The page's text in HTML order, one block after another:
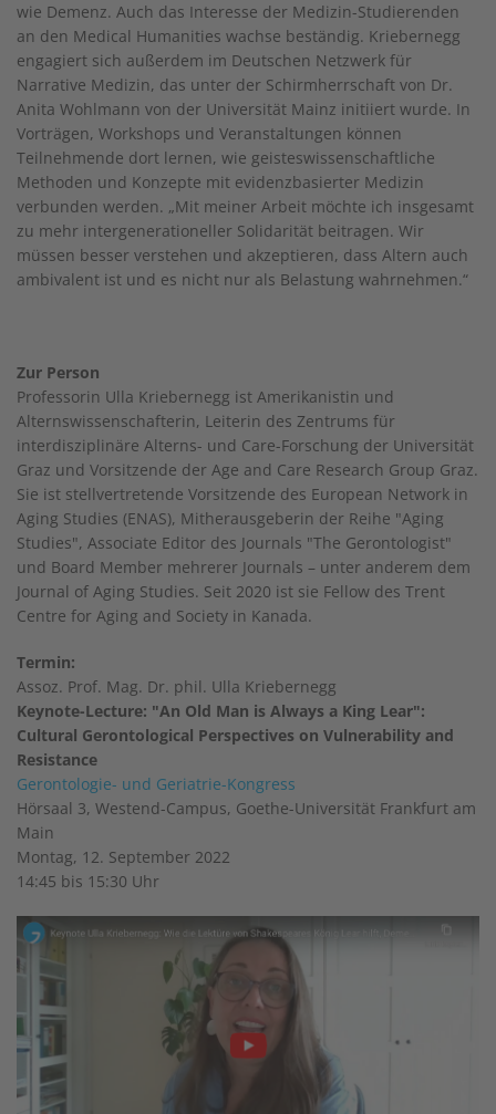
wie Demenz. Auch das Interesse der Medizin-Studierenden
an den Medical Humanities wachse beständig. Kriebernegg
engagiert sich außerdem im Deutschen Netzwerk für
Narrative Medizin, das unter der Schirmherrschaft von Dr.
Anita Wohlmann von der Universität Mainz initiiert wurde. In
Vorträgen, Workshops und Veranstaltungen können
Teilnehmende dort lernen, wie geisteswissenschaftliche
Methoden und Konzepte mit evidenzbasierter Medizin
verbunden werden. „Mit meiner Arbeit möchte ich insgesamt
zu mehr intergenerationeller Solidarität beitragen. Wir
müssen besser verstehen und akzeptieren, dass Altern auch
ambivalent ist und es nicht nur als Belastung wahrnehmen.“
Zur Person
Professorin Ulla Kriebernegg ist Amerikanistin und
Alternswissenschafterin, Leiterin des Zentrums für
interdisziplinäre Alterns- und Care-Forschung der Universität
Graz und Vorsitzende der Age and Care Research Group Graz.
Sie ist stellvertretende Vorsitzende des European Network in
Aging Studies (ENAS), Mitherausgeberin der Reihe "Aging
Studies", Associate Editor des Journals "The Gerontologist"
und Board Member mehrerer Journals – unter anderem dem
Journal of Aging Studies. Seit 2020 ist sie Fellow des Trent
Centre for Aging and Society in Kanada.
Termin:
Assoz. Prof. Mag. Dr. phil. Ulla Kriebernegg
Keynote-Lecture: "An Old Man is Always a King Lear":
Cultural Gerontological Perspectives on Vulnerability and
Resistance
Gerontologie- und Geriatrie-Kongress
Hörsaal 3, Westend-Campus, Goethe-Universität Frankfurt am
Main
Montag, 12. September 2022
14:45 bis 15:30 Uhr